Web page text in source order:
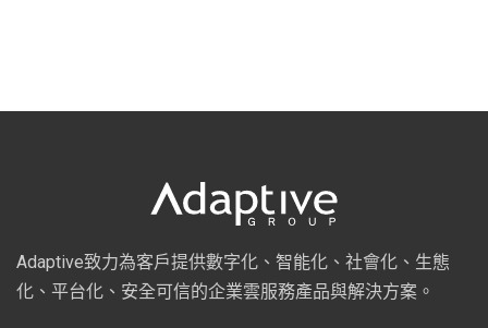
Adaptive致力為客戶提供數字化、智能化、社會化、生態
化、平台化、安全可信的企業雲服務產品與解決方案。